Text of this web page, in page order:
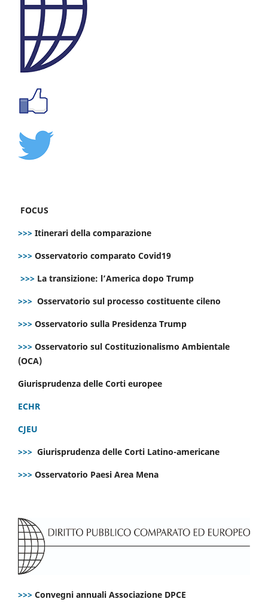
FOCUS
>>> Itinerari della comparazione
>>> Osservatorio comparato Covid19
>>> La transizione: l’America dopo Trump
>>> Osservatorio sul processo costituente cileno
>>> Osservatorio sulla Presidenza Trump
>>> Osservatorio sul Costituzionalismo Ambientale
(OCA)
Giurisprudenza delle Corti europee
ECHR
CJEU
>>> Giurisprudenza delle Corti Latino-americane
>>> Osservatorio Paesi Area Mena
>>> Convegni annuali Associazione DPCE